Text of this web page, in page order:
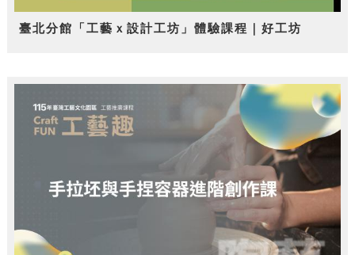
臺北分館「工藝ｘ設計工坊」體驗課程｜好工坊